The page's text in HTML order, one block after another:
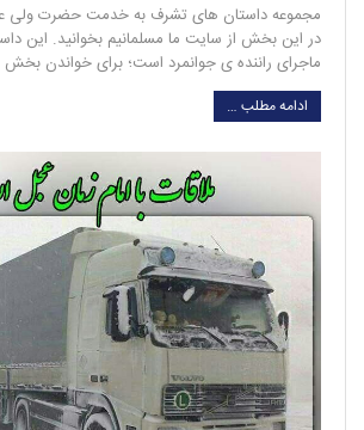
مجموعه داستان های تشرف به خدمت حضرت ولی
در این بخش از سایت ما مسلمانیم بخوانید. این
ماجرای راننده ی جوانمرد است؛ برای خواندن
ادامه مطلب …